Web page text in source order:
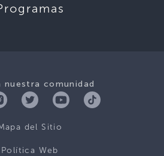
nuestra comunidad
del Sitio
Política Web